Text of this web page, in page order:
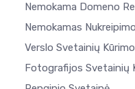
Nemokama Domeno
Nemokamas
Verslo Svetainių
Fotografijos Svetainių